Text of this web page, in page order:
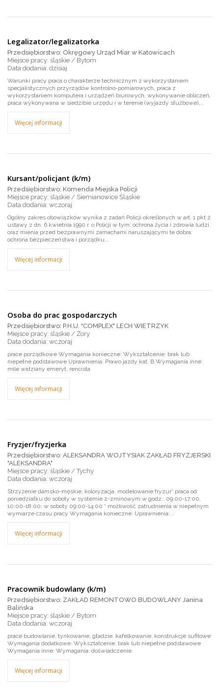
Legalizator/legalizatorka
Przedsiębiorstwo: Okręgowy Urząd Miar w Katowicach
Miejsce pracy: śląskie / Bytom
dzisiaj
Warunki pracy praca o charakterze technicznym z wykorzystaniem
specjalistycznych przyrządów kontrolno-pomiarowych, praca z
wykorzystaniem komputera i urządzeń biurowych, wykonywanie obliczeń,
praca wykonywana w siedzibie urzędu i w terenie (wyjazdy służbowe),...
Więcej informacji
Kursant/policjant (k/m)
Przedsiębiorstwo: Komenda Miejska Policji
Miejsce pracy: śląskie / Siemianowice Śląskie
wczoraj
Ogólny zakres obowiązków wynika z zadań Policji określonych w art. 1 pkt 2
ustawy z dn. 6 kwietnia 1990 r. o Policji w tym: ochrona życia i zdrowia ludzi
oraz mienia przed bezprawnymi zamachami naruszającymi te dobra;
ochrona bezpieczeństwa i porządku...
Więcej informacji
Osoba do prac gospodarczych
Przedsiębiorstwo: P.H.U. "COMPLEX" LECH WIETRZYK
Miejsce pracy: śląskie / Żory
wczoraj
prace porządkowe Wymagania konieczne: Wykształcenie: brak lub
niepełne podstawowe Uprawnienia: Prawo jazdy kat. B Wymagania inne:
mile widziany emeryt, rencista
Więcej informacji
Fryzjer/fryzjerka
Przedsiębiorstwo: ALEKSANDRA WOJTYSIAK ZAKŁAD FRYZJERSKI
"ALEKSANDRA"
Miejsce pracy: śląskie / Tychy
wczoraj
Strzyżenie damsko-męskie, koloryzacja, modelowanie fryzur* praca od
poniedziałku do soboty w systemie 2-zminowym w godz.: 09:00-17:00,
10:00-18:00; w soboty 09:00-14:00 * możliwość zatrudnienia w niepełnym
wymiarze czasu pracy Wymagania konieczne: Uprawnienia:...
Więcej informacji
Pracownik budowlany (k/m)
Przedsiębiorstwo: ZAKŁAD REMONTOWO BUDOWLANY Janina
Balińska
Miejsce pracy: śląskie / Bytom
wczoraj
prace budowlanie, tynkowanie, gładzie, kafelkowanie, konstrukcje sufitowe
Wymagania dodatkowe: Wykształcenie: brak lub niepełne podstawowe
Wymagania inne: Wymagania: doświadczenie.
Więcej informacji